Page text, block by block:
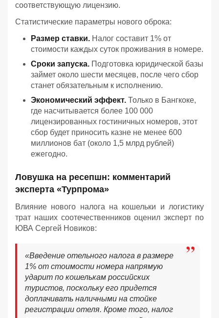
соответствующую лицензию.
Статистические параметры нового оброка:
Размер ставки. Налог составит 1% от
стоимости каждых суток проживания в номере.
Сроки запуска. Подготовка юридической базы
займет около шести месяцев, после чего сбор
станет обязательным к исполнению.
Экономический эффект. Только в Бангкоке,
где насчитывается более 100 000
лицензированных гостиничных номеров, этот
сбор будет приносить казне не менее 600
миллионов бат (около 1,5 млрд рублей)
ежегодно.
Ловушка на ресепшн: комментарий
эксперта «Турпрома»
Влияние нового налога на кошельки и логистику
трат наших соотечественников оценил эксперт по
ЮВА Сергей Новиков:
«Введение отельного налога в размере
1% от стоимости номера напрямую
ударит по кошелькам российских
туристов, поскольку его придется
доплачивать наличными на стойке
регистрации отеля. Кроме того, налог